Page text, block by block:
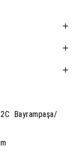
Bayrampaşa/